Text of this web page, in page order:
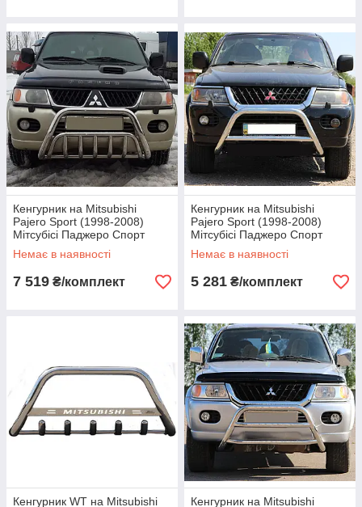
Кенгурник на Mitsubishi
Pajero Sport (1998-2008)
Мітсубісі Паджеро Спорт
Немає в наявності
7 519 ₴/комплект
Кенгурник на Mitsubishi
Pajero Sport (1998-2008)
Мітсубісі Паджеро Спорт
Немає в наявності
5 281 ₴/комплект
Кенгурник WT на Mitsubishi
Кенгурник на Mitsubishi